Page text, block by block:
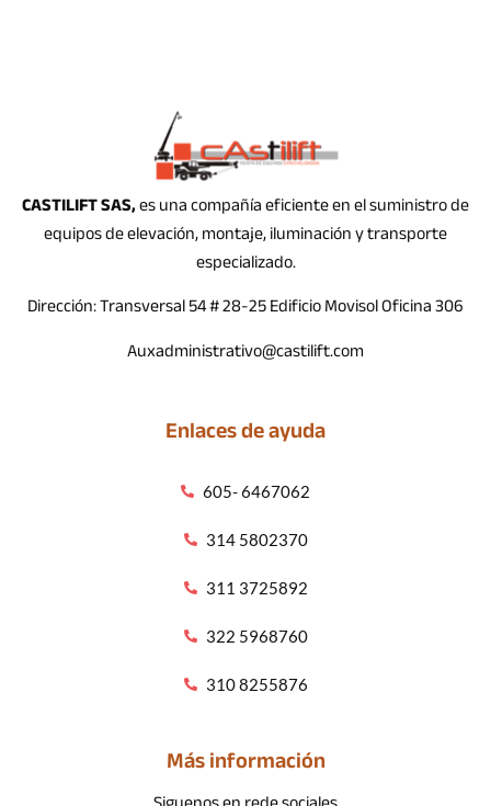
CASTILIFT SAS, es una compañía eficiente en el suministro de
equipos de elevación, montaje, iluminación y transporte
especializado.
Dirección: Transversal 54 # 28-25 Edificio Movisol Oficina 306
Auxadministrativo@castilift.com
Enlaces de ayuda
605- 6467062
314 5802370
311 3725892
322 5968760
310 8255876
Más información
Siguenos en rede sociales